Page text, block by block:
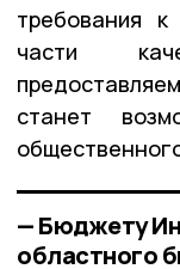
требования к
части
станет
— Бюджету
областного